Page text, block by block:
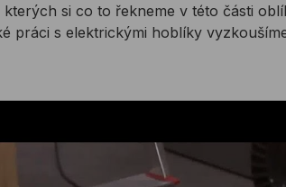
kterých si co to řekneme v této části
práci s elektrickými hoblíky